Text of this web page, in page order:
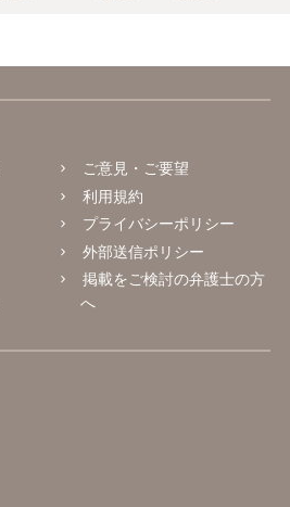
ご意見・ご要望
利用規約
プライバシーポリシー
外部送信ポリシー
掲載をご検討の弁護士の方
へ